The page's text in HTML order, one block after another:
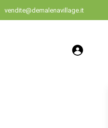
vendite@demalenavillage.it